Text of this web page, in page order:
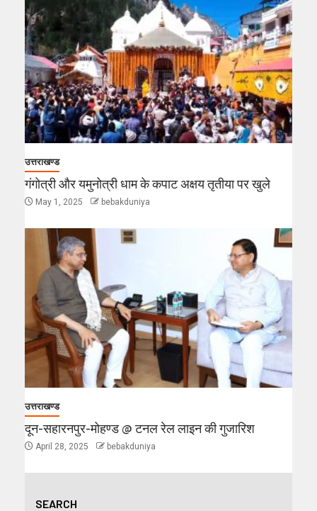
उत्तराखण्ड
गंगोत्री और यमुनोत्री धाम के कपाट अक्षय तृतीया पर खुले
May 1, 2025 bebakduniya
उत्तराखण्ड
दून-सहारनपुर-मोहण्ड @ टनल रेल लाइन की गुजारिश
April 28, 2025 bebakduniya
SEARCH